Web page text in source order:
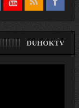
DUHOKTV